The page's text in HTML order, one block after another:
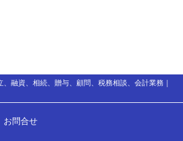
融資、相続、贈与、顧問、税務相談、会計業務｜
お問合せ